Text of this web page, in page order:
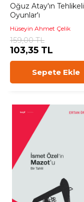
Oğuz Atay'ın Tehlikeli
Oyunlar'ı
Hüseyin Ahmet Çelik
159,00 TL
103,35 TL
Sepete Ekle